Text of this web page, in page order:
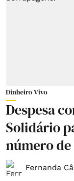
Dinheiro Vivo
Despesa
Solidário
número
Fernanda